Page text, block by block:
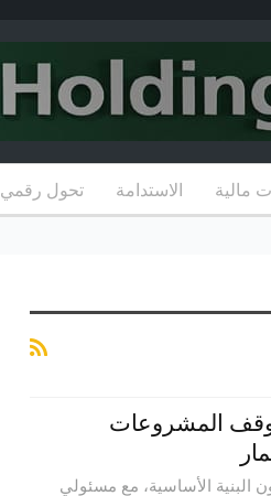
مالية الاستدامة تحول رقمي
المشروعات
البنية الأساسية، مع مسئولي